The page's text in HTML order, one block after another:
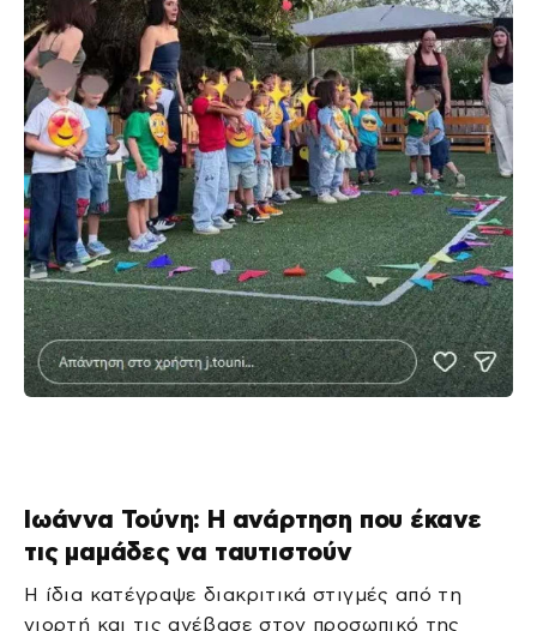
Ιωάννα Τούνη: Η ανάρτηση που έκανε
τις μαμάδες να ταυτιστούν
Η ίδια κατέγραψε διακριτικά στιγμές από τη
γιορτή και τις ανέβασε στον προσωπικό της